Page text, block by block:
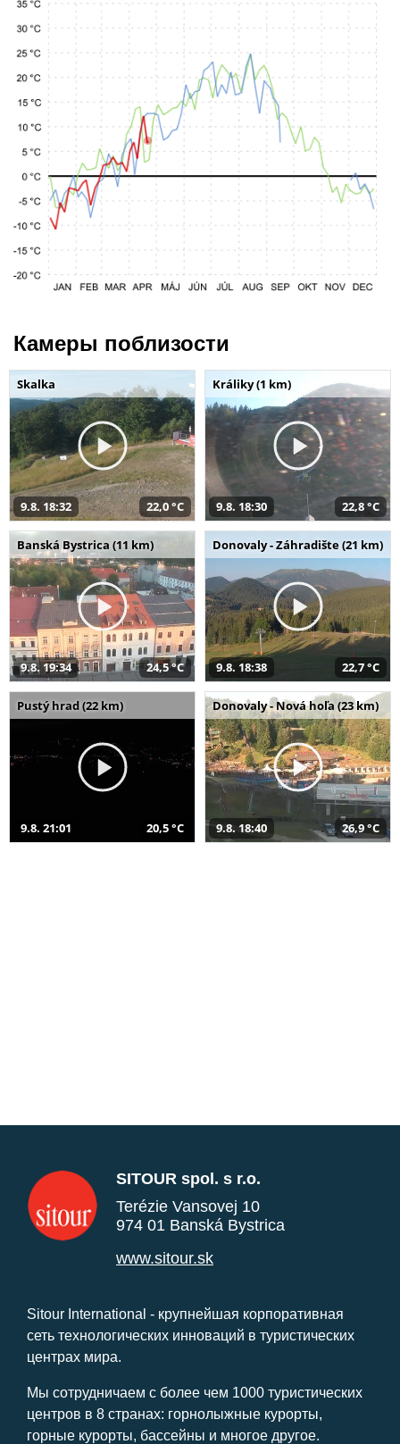
Камеры поблизости
Skalka
9.8. 18:32 22,0 °C
Králiky (1 km)
9.8. 18:30 22,8 °C
Banská Bystrica (11 km)
9.8. 19:34 24,5 °C
Donovaly - Záhradište (21 km)
9.8. 18:38 22,7 °C
Pustý hrad (22 km)
9.8. 21:01 20,5 °C
Donovaly - Nová hoľa (23 km)
9.8. 18:40 26,9 °C
SITOUR spol. s r.o.
Terézie Vansovej 10
974 01 Banská Bystrica
www.sitour.sk
Sitour International - крупнейшая корпоративная
сеть технологических инноваций в туристических
центрах мира.
Мы сотрудничаем с более чем 1000 туристических
центров в 8 странах: горнолыжные курорты,
горные курорты, бассейны и многое другое.